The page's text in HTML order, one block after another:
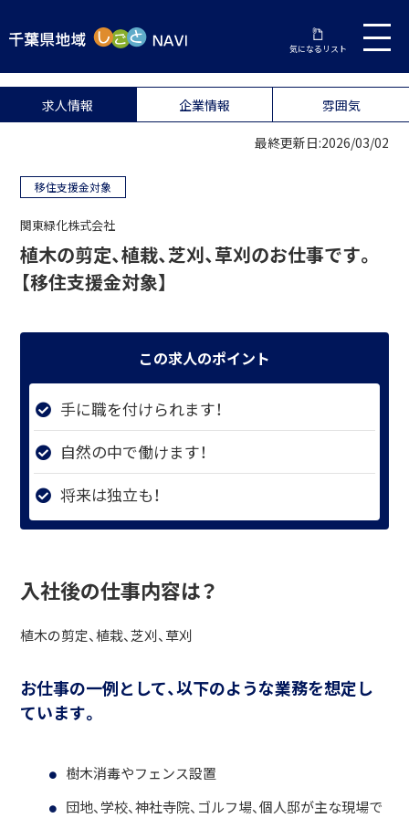
気になるリスト
求人情報 企業情報 雰囲気
最終更新日:2026/03/02
移住支援金対象
関東緑化株式会社
植木の剪定、植栽、芝刈、草刈のお仕事です。
【移住支援金対象】
この求人のポイント
手に職を付けられます！
自然の中で働けます！
将来は独立も！
入社後の仕事内容は？
植木の剪定、植栽、芝刈、草刈
お仕事の一例として、以下のような業務を想定し
ています。
樹木消毒やフェンス設置
団地、学校、神社寺院、ゴルフ場、個人邸が主な現場で